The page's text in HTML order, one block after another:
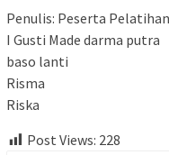
Penulis: Peserta
I Gusti Made darma putra
baso lanti
Risma
Riska
Post Views: 228